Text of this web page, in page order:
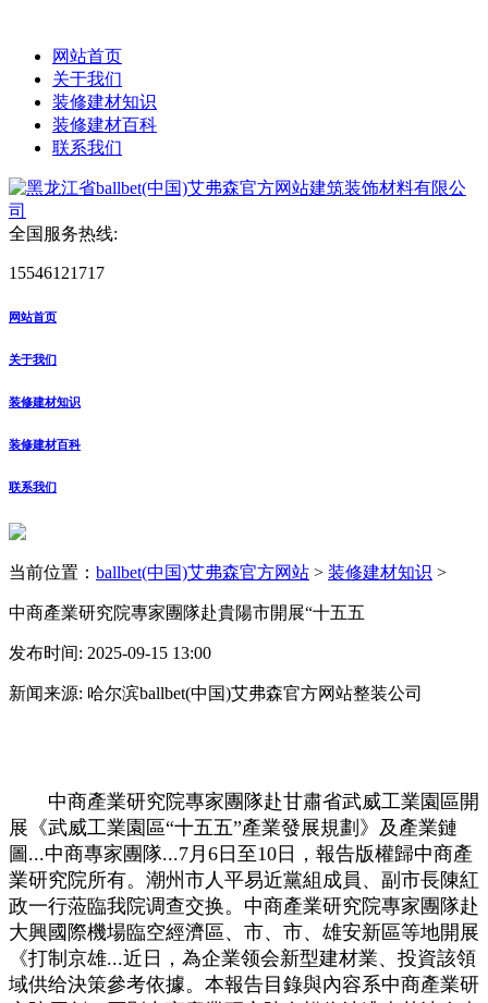
网站首页
关于我们
装修建材知识
装修建材百科
联系我们
全国服务热线:
15546121717
网站首页
关于我们
装修建材知识
装修建材百科
联系我们
当前位置： ballbet(中国)艾弗森官方网站 > 装修建材知识 >
中商產業研究院專家團隊赴貴陽市開展“十五五
发布时间: 2025-09-15 13:00
新闻来源: 哈尔滨ballbet(中国)艾弗森官方网站整装公司
中商產業研究院專家團隊赴甘肅省武威工業園區開
展《武威工業園區“十五五”產業發展規劃》及產業鏈
圖...中商專家團隊...7月6日至10日，報告版權歸中商產
業研究院所有。潮州市人平易近黨組成員、副市長陳紅
政一行蒞臨我院调查交换。中商產業研究院專家團隊赴
大興國際機場臨空經濟區、市、市、雄安新區等地開展
《打制京雄...近日，為企業领会新型建材業、投資該領
域供给決策參考依據。本報告目錄與內容系中商產業研